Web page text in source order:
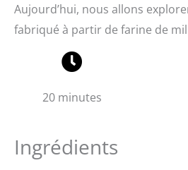
Aujourd’hui, nous allons
fabriqué à partir de farine de
20 minutes
Ingrédients